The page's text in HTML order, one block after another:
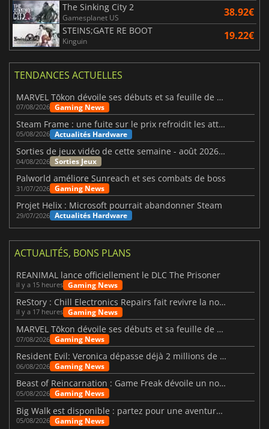
The Sinking City 2
Gamesplanet US 38.92€
STEINS;GATE RE BOOT
Kinguin 19.22€
TENDANCES ACTUELLES
MARVEL Tōkon dévoile ses débuts et sa feuille de route
07/08/2026 Gaming News
Steam Frame : une fuite sur le prix refroidit les attentes VR
05/08/2026 Actualités Hardware
Sorties de jeux vidéo de cette semaine - août 2026 (semaine 32)
04/08/2026 Sorties Jeux
Palworld améliore Sunreach et ses combats de boss
31/07/2026 Gaming News
Projet Helix : Microsoft pourrait abandonner Steam
29/07/2026 Actualités Hardware
ACTUALITÉS, BONS PLANS
REANIMAL lance officiellement le DLC The Prisoner
il y a 15 heures Gaming News
ReStory : Chill Electronics Repairs fait revivre la nostalgie des années 2000
il y a 17 heures Gaming News
MARVEL Tōkon dévoile ses débuts et sa feuille de route
07/08/2026 Gaming News
Resident Evil: Veronica dépasse déjà 2 millions de wishlists
06/08/2026 Gaming News
Beast of Reincarnation : Game Freak dévoile un nouveau pari
05/08/2026 Gaming News
Big Walk est disponible : partez pour une aventure entre amis
05/08/2026 Gaming News